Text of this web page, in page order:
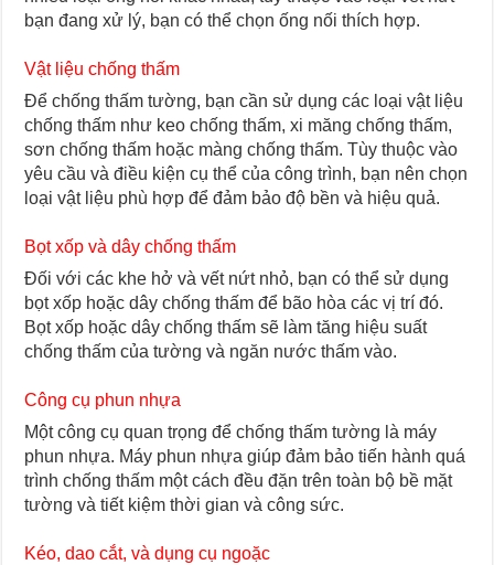
bạn đang xử lý, bạn có thể chọn ống nối thích hợp.
Vật liệu chống thấm
Để chống thấm tường, bạn cần sử dụng các loại vật liệu
chống thấm như keo chống thấm, xi măng chống thấm,
sơn chống thấm hoặc màng chống thấm. Tùy thuộc vào
yêu cầu và điều kiện cụ thể của công trình, bạn nên chọn
loại vật liệu phù hợp để đảm bảo độ bền và hiệu quả.
Bọt xốp và dây chống thấm
Đối với các khe hở và vết nứt nhỏ, bạn có thể sử dụng
bọt xốp hoặc dây chống thấm để bão hòa các vị trí đó.
Bọt xốp hoặc dây chống thấm sẽ làm tăng hiệu suất
chống thấm của tường và ngăn nước thấm vào.
Công cụ phun nhựa
Một công cụ quan trọng để chống thấm tường là máy
phun nhựa. Máy phun nhựa giúp đảm bảo tiến hành quá
trình chống thấm một cách đều đặn trên toàn bộ bề mặt
tường và tiết kiệm thời gian và công sức.
Kéo, dao cắt, và dụng cụ ngoặc